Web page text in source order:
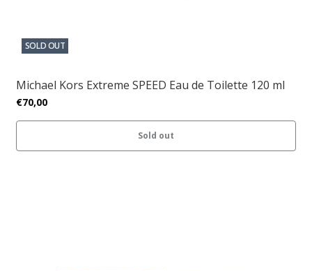
SOLD OUT
Michael Kors Extreme SPEED Eau de Toilette 120 ml
€70,00
Sold out